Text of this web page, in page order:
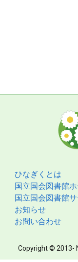
ひなぎくとは
国立国会図書館
国立国会図書館
お知らせ
お問い合わせ
Copyright © 2013-